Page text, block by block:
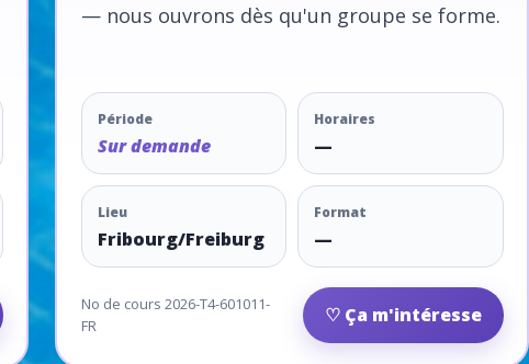
— nous ouvrons dès qu'un groupe se forme.
Période
Sur demande
Horaires
—
Lieu
Fribourg/Freiburg
Format
—
No de cours 2026-T4-601011-
FR
♡ Ça m'intéresse